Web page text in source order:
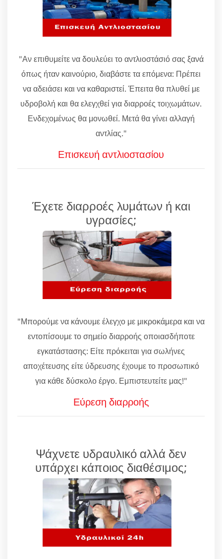
"Αν επιθυμείτε να δουλεύει το αντλιοστάσιό σας ξανά
όπως ήταν καινούριο, διαβάστε τα επόμενα: Πρέπει
να αδειάσει και να καθαριστεί. Έπειτα θα πλυθεί με
υδροβολή και θα ελεγχθεί για διαρροές τοιχωμάτων.
Ενδεχομένως θα μονωθεί. Μετά θα γίνει αλλαγή
αντλίας."
Επισκευή αντλιοστασίου
Έχετε διαρροές λυμάτων ή και
υγρασίες;
"Μπορούμε να κάνουμε έλεγχο με μικροκάμερα και να
εντοπίσουμε το σημείο διαρροής οποιασδήποτε
εγκατάστασης: Είτε πρόκειται για σωλήνες
αποχέτευσης είτε ύδρευσης έχουμε το προσωπικό
για κάθε δύσκολο έργο. Εμπιστευτείτε μας!"
Εύρεση διαρροής
Ψάχνετε υδραυλικό αλλά δεν
υπάρχει κάποιος διαθέσιμος;